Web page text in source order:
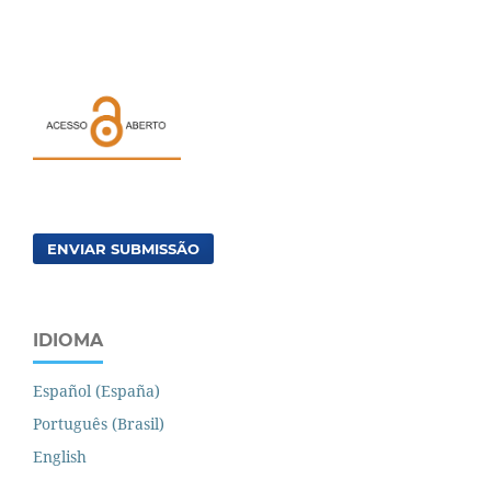
ENVIAR SUBMISSÃO
IDIOMA
Español (España)
Português (Brasil)
English